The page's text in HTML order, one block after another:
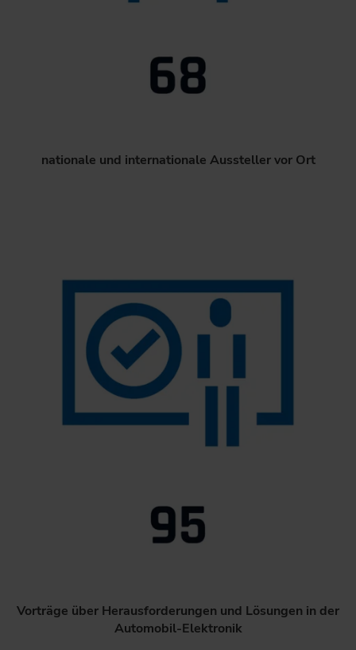
nationale und internationale Aussteller vor Ort
Vorträge über Herausforderungen und Lösungen in der
Automobil-Elektronik